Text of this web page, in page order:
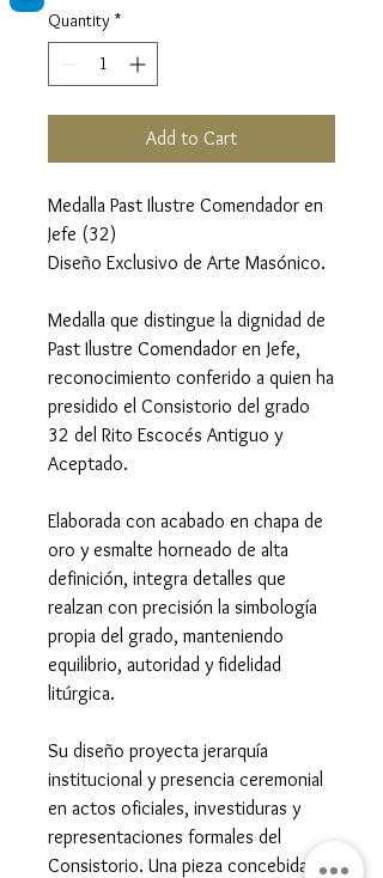
Quantity *
Add to Cart
Medalla Past Ilustre Comendador en
Jefe (32)
Diseño Exclusivo de Arte Masónico.
Medalla que distingue la dignidad de
Past Ilustre Comendador en Jefe,
reconocimiento conferido a quien ha
presidido el Consistorio del grado
32 del Rito Escocés Antiguo y
Aceptado.
Elaborada con acabado en chapa de
oro y esmalte horneado de alta
definición, integra detalles que
realzan con precisión la simbología
propia del grado, manteniendo
equilibrio, autoridad y fidelidad
litúrgica.
Su diseño proyecta jerarquía
institucional y presencia ceremonial
en actos oficiales, investiduras y
representaciones formales del
Consistorio. Una pieza concebida